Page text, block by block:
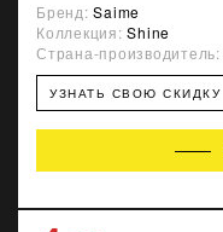
Бренд:Saime
Коллекция:Shine
Страна-производитель:
УЗНАТЬ СВОЮ СКИДКУ